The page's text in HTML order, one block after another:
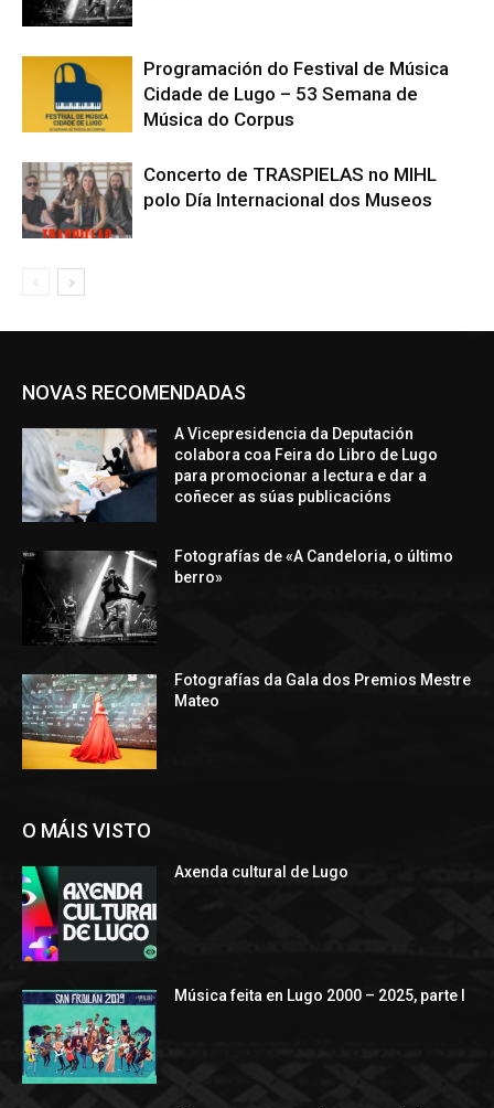
Programación do Festival de Música
Cidade de Lugo – 53 Semana de
Música do Corpus
Concerto de TRASPIELAS no MIHL
polo Día Internacional dos Museos
NOVAS RECOMENDADAS
A Vicepresidencia da Deputación
colabora coa Feira do Libro de Lugo
para promocionar a lectura e dar a
coñecer as súas publicacións
Fotografías de «A Candeloria, o último
berro»
Fotografías da Gala dos Premios Mestre
Mateo
O MÁIS VISTO
Axenda cultural de Lugo
Música feita en Lugo 2000 – 2025, parte I